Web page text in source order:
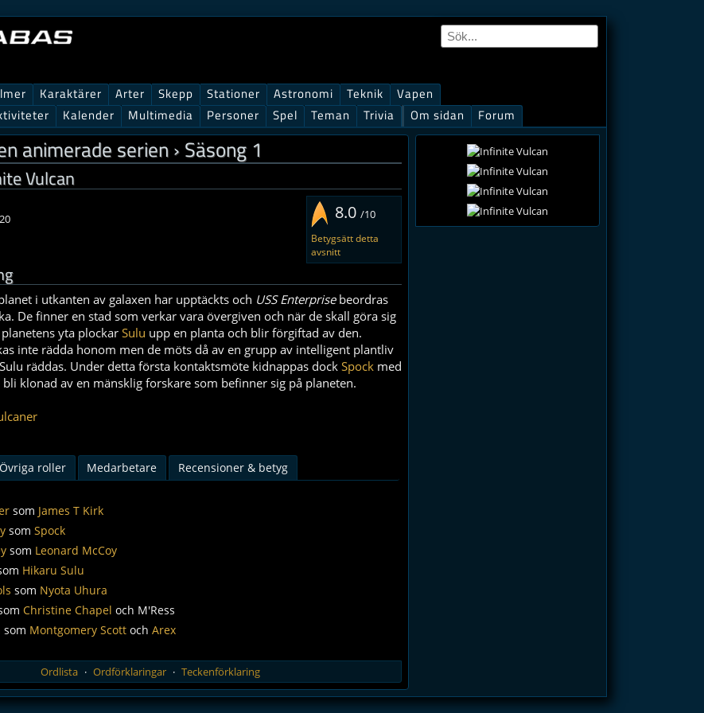
animerade serien›Säsong 1
Vulcan
8.0 /10
Betygsätt detta
avsnitt
i utkanten av galaxen har upptäckts och USS Enterprisebeordras
De finner en stad som verkar vara övergiven och när de skall göra sig
yta plockar Sulu upp en planta och blir förgiftad av den.
inte rädda honom men de möts då av en grupp av intelligent plantliv
räddas. Under detta första kontaktsmöte kidnappas dock Spock med
klonad av en mänsklig forskare som befinner sig på planeten.
Övriga roller Medarbetare
Recensioner & betyg
som James T Kirk
som Spock
som Leonard McCoy
Hikaru Sulu
som Nyota Uhura
Christine Chapel och M'Ress
som Montgomery Scottoch Arex
Ordlista Ordförklaringar Teckenförklaring
Karaktärer Arter Skepp Stationer Astronomi Teknik
Vapen
Kalender Multimedia Personer Spel Teman Trivia Om sidan Forum